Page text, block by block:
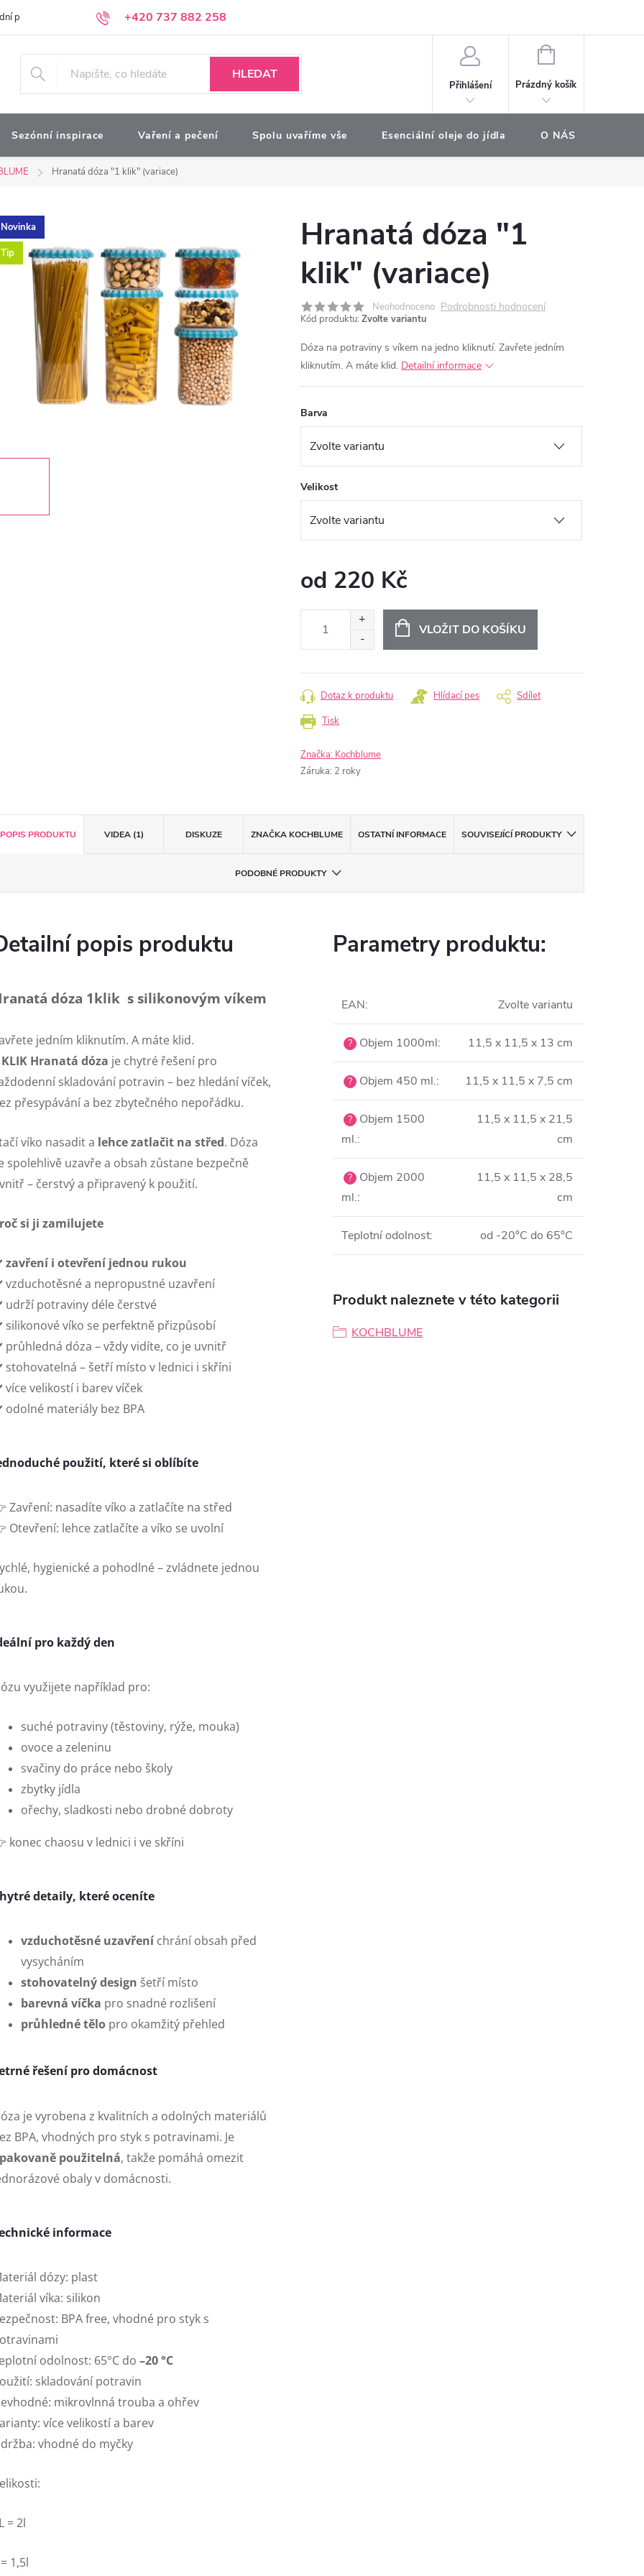
+420 737 882 258
podmínky Podmínky ochrany osobních údajů
HLEDAT
Přihlášení
NÁKUPNÍ
Prázdný košík
Sezónní inspirace Vaření a pečení Spolu uvaříme vše Esenciální oleje do jídla O NÁS
Hranatá dóza "1 klik" (variace)
Novinka
Tip
Hranatá dóza "1
klik" (variace)
Neohodnoceno Podrobnosti hodnocení
Kód produktu: Zvolte variantu
Dóza na potraviny s víkem na jedno kliknutí. Zavřete jedním
kliknutím. A máte klid. Detailní informace
Barva
Velikost
od 220 Kč
VLOŽIT DO KOŠÍKU
Tisk
Dotaz k produktu Hlídací pes Sdílet
Značka: Kochblume
Záruka: 2 roky
POPIS PRODUKTU VIDEA (1) DISKUZE ZNAČKA KOCHBLUME OSTATNÍ INFORMACE SOUVISEJÍCÍ PRODUKTY
PODOBNÉ PRODUKTY
popis produktu
dóza 1klik s silikonovým víkem
jedním kliknutím. A máte klid.
KLIK Hranatá dóza je chytré řešení pro
skladování potravin – bez hledání víček,
přesypávání a bez zbytečného nepořádku.
víko nasadit a lehce zatlačit na střed. Dóza
spolehlivě uzavře a obsah zůstane bezpečně
– čerstvý a připravený k použití.
si ji zamilujete
zavření i otevření jednou rukou
vzduchotěsné a nepropustné uzavření
udrží potraviny déle čerstvé
silikonové víko se perfektně přizpůsobí
průhledná dóza – vždy vidíte, co je uvnitř
stohovatelná – šetří místo v lednici i skříni
více velikostí i barev víček
odolné materiály bez BPA
použití, které si oblíbíte
Zavření: nasadíte víko a zatlačíte na střed
Otevření: lehce zatlačíte a víko se uvolní
hygienické a pohodlné – zvládnete jednou
pro každý den
využijete například pro:
suché potraviny (těstoviny, rýže, mouka)
ovoce a zeleninu
svačiny do práce nebo školy
zbytky jídla
ořechy, sladkosti nebo drobné dobroty
konec chaosu v lednici i ve skříni
detaily, které oceníte
vzduchotěsné uzavřeníchrání obsah před
vysycháním
stohovatelný design šetří místo
barevná víčka pro snadné rozlišení
průhledné tělo pro okamžitý přehled
řešení pro domácnost
je vyrobena z kvalitních a odolných materiálů
BPA, vhodných pro styk s potravinami. Je
použitelná, takže pomáhá omezit
obaly v domácnosti.
informace
dózy: plast
víka: silikon
BPA free, vhodné pro styk s
odolnost: 65°C do –20 °C
skladování potravin
mikrovlnná trouba a ohřev
více velikostí a barev
vhodné do myčky
= 2l
1,5l
Parametry produktu:
EAN: Zvolte variantu
? Objem 1000ml: 11,5 x 11,5 x 13 cm
? Objem 450 ml.: 11,5 x 11,5 x 7,5 cm
? Objem 1500
ml.:
11,5 x 11,5 x 21,5
cm
? Objem 2000
ml.:
11,5 x 11,5 x 28,5
cm
Teplotní odolnost: od -20°C do 65°C
Produkt naleznete v této kategorii
KOCHBLUME